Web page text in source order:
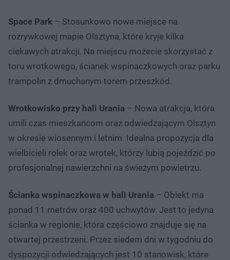
Space Park – Stosunkowo nowe miejsce na
rozrywkowej mapie Olsztyna, które kryje kilka
ciekawych atrakcji. Na miejscu możecie skorzystać z
toru wrotkowego, ścianek wspinaczkowych oraz parku
trampolin z dmuchanym torem przeszkód.
Wrotkowisko przy hali Urania – Nowa atrakcja, która
umili czas mieszkańcom oraz odwiedzającym Olsztyn
w okresie wiosennym i letnim. Idealna propozycja dla
wielbicieli rolek oraz wrotek, którzy lubią pojeździć po
profesjonalnej nawierzchni na świeżym powietrzu.
Ścianka wspinaczkowa w hali Urania – Obiekt ma
ponad 11 metrów oraz 400 uchwytów. Jest to jedyna
ścianka w regionie, która częściowo znajduje się na
otwartej przestrzeni. Przez siedem dni w tygodniu do
dyspozycji odwiedzających jest 10 stanowisk, które